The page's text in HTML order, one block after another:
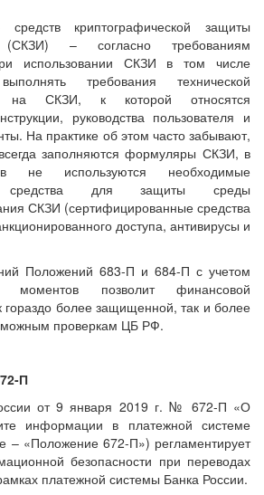
средств криптографической защиты
(СКЗИ) – согласно требованиям
использовании СКЗИ в том числе
требования технической
на СКЗИ, к которой относятся
руководства пользователя и
На практике об этом часто забывают,
заполняются формуляры СКЗИ, в
не используются необходимые
средства для защиты среды
СКЗИ (сертифицированные средства
доступа, антивирусы и
Положений 683-П и 684-П с учетом
моментов позволит финансовой
гораздо более защищенной, так и более
проверкам ЦБ РФ.
П
от 9 января 2019 г. № 672-П «О
информации в платежной системе
– «Положение 672-П») регламентирует
безопасности при переводах
платежной системы Банка России.